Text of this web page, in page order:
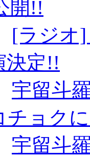
開!!
[ラジオ
決定!!
宇留斗
チョク
宇留斗